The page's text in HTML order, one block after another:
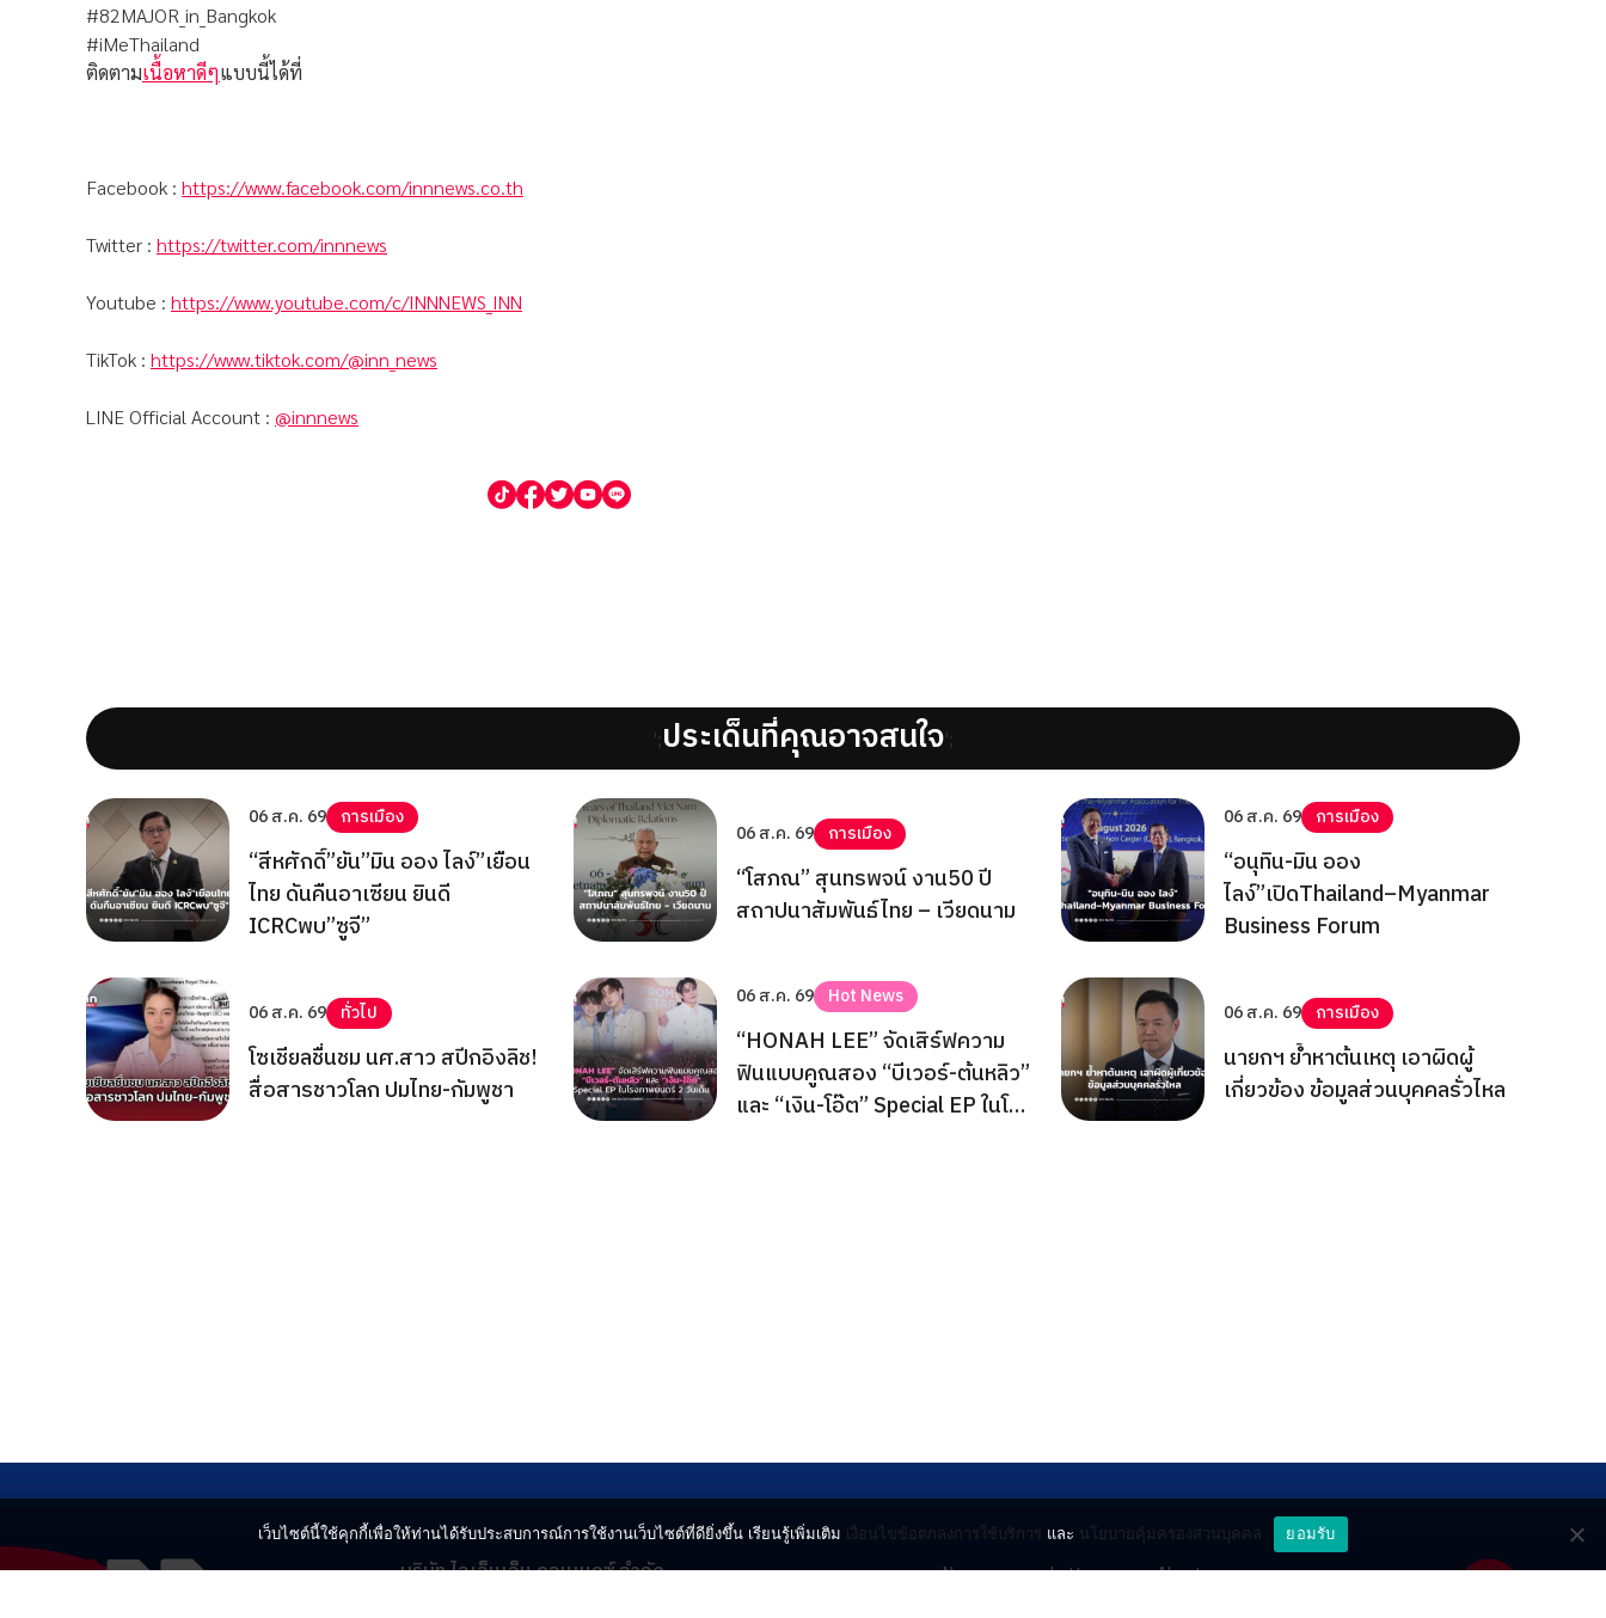
#82MAJOR_in_Bangkok
#iMeThailand
ติดตามเนื้อหาดีๆแบบนี้ได้ที่
Facebook : https://www.facebook.com/innnews.co.th
Twitter : https://twitter.com/innnews
Youtube : https://www.youtube.com/c/INNNEWS_INN
TikTok : https://www.tiktok.com/@inn_news
LINE Official Account : @innnews
';ประเด็นที่คุณอาจสนใจ';
06 ส.ค. 69 การเมือง
“สีหศักดิ์”ยัน”มิน ออง ไลง์”เยือน
ไทย ดันคืนอาเซียน ยินดี
ICRCพบ”ซูจี”
06 ส.ค. 69 การเมือง
“โสภณ” สุนทรพจน์ งาน50 ปี
สถาปนาสัมพันธ์ไทย – เวียดนาม
06 ส.ค. 69 การเมือง
“อนุทิน-มิน ออง
ไลง์”เปิดThailand–Myanmar
Business Forum
06 ส.ค. 69 ทั่วไป
โซเชียลชื่นชม นศ.สาว สปีกอิงลิช!
สื่อสารชาวโลก ปมไทย-กัมพูชา
06 ส.ค. 69 Hot News
“HONAH LEE” จัดเสิร์ฟความ
ฟินแบบคูณสอง “บีเวอร์-ต้นหลิว”
และ “เงิน-โอ๊ต” Special EP ในโรง
06 ส.ค. 69 การเมือง
นายกฯ ย้ำหาต้นเหตุ เอาผิดผู้
เกี่ยวข้อง ข้อมูลส่วนบุคคลรั่วไหล
บริษัท ไอเอ็นเอ็น คอนเนกซ์ จำกัด
News
Lottery
About
เว็บไซต์นี้ใช้คุกกี้เพื่อให้ท่านได้รับประสบการณ์การใช้งานเว็บไซต์ที่ดียิ่งขึ้น เรียนรู้เพิ่มเติม เงื่อนไขข้อตกลงการใช้บริการ และ นโยบายคุ้มครองส่วนบุคคล ยอมรับ